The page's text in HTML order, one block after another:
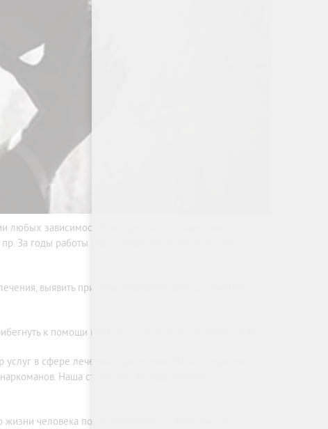
любых зависимостей и борется с их тяжелыми
За годы работы наши специалисты разработали
выявить причины рецидивов для достижения
к помощи нарколога, психиатра, терапевта и пр.
в сфере лечения наркомании. Наши специалисты
Наша статистика выздоровления
человека после излечения от зависимости.